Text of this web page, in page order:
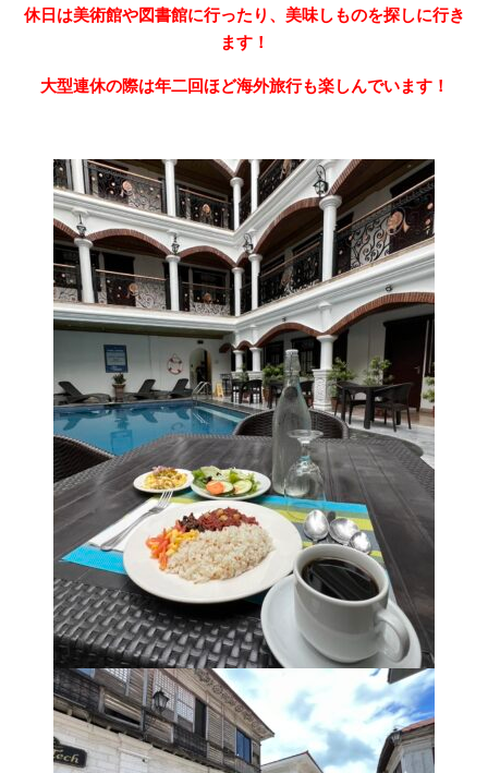
休日は美術館や図書館に行ったり、美味しものを探しに行き
ます！
大型連休の際は年二回ほど海外旅行も楽しんでいます！